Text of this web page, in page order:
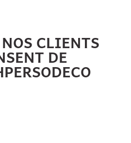
CLIENTS
DE